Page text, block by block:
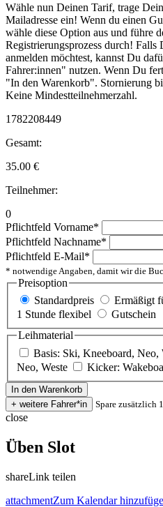
Wähle nun Deinen Tarif, trage
Mailadresse ein! Wenn du einen
wähle diese Option aus und führe
Registrierungsprozess durch! Falls
anmelden möchtest, kannst Du
Fahrer:innen" nutzen. Wenn Du
"In den Warenkorb". Stornierung
Keine Mindestteilnehmerzahl.
1782208449
Gesamt:
35.00 €
Teilnehmer:
0
Pflichtfeld Vorname*
Pflichtfeld Nachname*
Pflichtfeld E-Mail*
* notwendige Angaben, damit wir die
Preisoption
Standardpreis
Ermäßigt
1 Stunde flexibel
Gutschein
Leihmaterial
Basis: Ski, Kneeboard, Neo,
Neo, Weste
Kicker:
Spare zusätzlich
close
Üben Slot
shareLink teilen
attachmentZum Kalendar